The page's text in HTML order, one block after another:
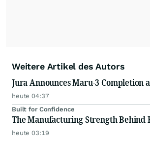
Weitere Artikel des Autors
Jura Announces Maru-3 Completion
heute 04:37
Built for Confidence
The Manufacturing Strength Behind
heute 03:19